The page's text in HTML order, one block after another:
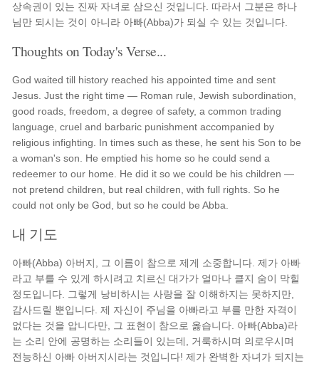
상속권이 있는 진짜 자녀로 삼으신 것입니다. 따라서 그분은 하나
님만 되시는 것이 아니라 아빠(Abba)가 되실 수 있는 것입니다.
Thoughts on Today's Verse...
God waited till history reached his appointed time and sent
Jesus. Just the right time — Roman rule, Jewish subordination,
good roads, freedom, a degree of safety, a common trading
language, cruel and barbaric punishment accompanied by
religious infighting. In times such as these, he sent his Son to be
a woman's son. He emptied his home so he could send a
redeemer to our home. He did it so we could be his children —
not pretend children, but real children, with full rights. So he
could not only be God, but so he could be Abba.
내 기도
아빠(Abba) 아버지, 그 이름이 참으로 제게 소중합니다. 제가 아빠
라고 부를 수 있게 하시려고 치르신 대가가 얼마나 클지 숨이 막힐
정도입니다. 그렇게 낭비하시는 사랑을 잘 이해하지는 못하지만,
감사드릴 뿐입니다. 제 자신이 주님을 아빠라고 부를 만한 자격이
없다는 것을 압니다만, 그 표현이 참으로 옳습니다. 아빠(Abba)라
는 소리 안에 공명하는 소리들이 있는데, 거룩하시며 의로우시며
전능하신 아빠 아버지시라는 것입니다! 제가 완벽한 자녀가 되지는